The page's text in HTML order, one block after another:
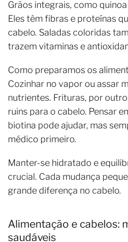
Grãos integrais, como
Eles têm fibras e proteínas
cabelo. Saladas coloridas
trazem vitaminas e
Como preparamos os
Cozinhar no vapor ou assar
nutrientes. Frituras, por
ruins para o cabelo. Pensar
biotina pode ajudar, mas
médico primeiro.
Manter-se hidratado e
crucial. Cada mudança
grande diferença no cabelo.
Alimentação e cabelos:
saudáveis